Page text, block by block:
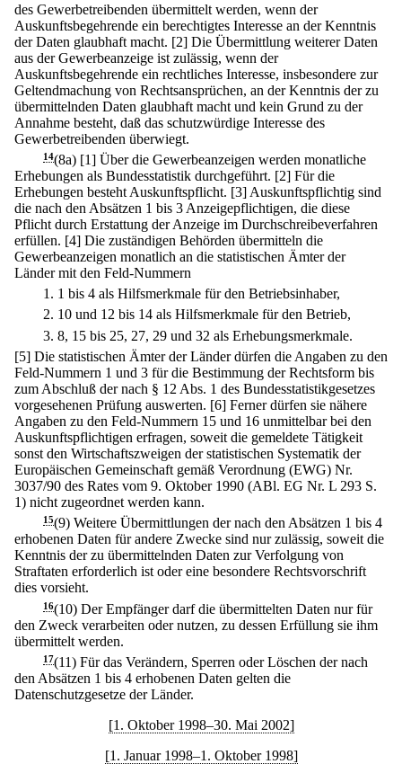
des Gewerbetreibenden übermittelt werden, wenn der
Auskunftsbegehrende ein berechtigtes Interesse an der Kenntnis
der Daten glaubhaft macht. [2] Die Übermittlung weiterer Daten
aus der Gewerbeanzeige ist zulässig, wenn der
Auskunftsbegehrende ein rechtliches Interesse, insbesondere zur
Geltendmachung von Rechtsansprüchen, an der Kenntnis der zu
übermittelnden Daten glaubhaft macht und kein Grund zu der
Annahme besteht, daß das schutzwürdige Interesse des
Gewerbetreibenden überwiegt.
14(8a) [1] Über die Gewerbeanzeigen werden monatliche
Erhebungen als Bundesstatistik durchgeführt. [2] Für die
Erhebungen besteht Auskunftspflicht. [3] Auskunftspflichtig sind
die nach den Absätzen 1 bis 3 Anzeigepflichtigen, die diese
Pflicht durch Erstattung der Anzeige im Durchschreibeverfahren
erfüllen. [4] Die zuständigen Behörden übermitteln die
Gewerbeanzeigen monatlich an die statistischen Ämter der
Länder mit den Feld-Nummern
1. 1 bis 4 als Hilfsmerkmale für den Betriebsinhaber,
2. 10 und 12 bis 14 als Hilfsmerkmale für den Betrieb,
3. 8, 15 bis 25, 27, 29 und 32 als Erhebungsmerkmale.
[5] Die statistischen Ämter der Länder dürfen die Angaben zu den
Feld-Nummern 1 und 3 für die Bestimmung der Rechtsform bis
zum Abschluß der nach § 12 Abs. 1 des Bundesstatistikgesetzes
vorgesehenen Prüfung auswerten. [6] Ferner dürfen sie nähere
Angaben zu den Feld-Nummern 15 und 16 unmittelbar bei den
Auskunftspflichtigen erfragen, soweit die gemeldete Tätigkeit
sonst den Wirtschaftszweigen der statistischen Systematik der
Europäischen Gemeinschaft gemäß Verordnung (EWG) Nr.
3037/90 des Rates vom 9. Oktober 1990 (ABl. EG Nr. L 293 S.
1) nicht zugeordnet werden kann.
15(9) Weitere Übermittlungen der nach den Absätzen 1 bis 4
erhobenen Daten für andere Zwecke sind nur zulässig, soweit die
Kenntnis der zu übermittelnden Daten zur Verfolgung von
Straftaten erforderlich ist oder eine besondere Rechtsvorschrift
dies vorsieht.
16(10) Der Empfänger darf die übermittelten Daten nur für
den Zweck verarbeiten oder nutzen, zu dessen Erfüllung sie ihm
übermittelt werden.
17(11) Für das Verändern, Sperren oder Löschen der nach
den Absätzen 1 bis 4 erhobenen Daten gelten die
Datenschutzgesetze der Länder.
[1. Oktober 1998–30. Mai 2002]
[1. Januar 1998–1. Oktober 1998]